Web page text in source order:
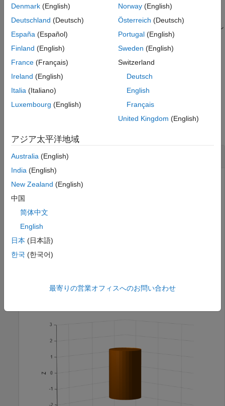
軸AXを指定します。
___
は、衝突ジオメトリをプロットする座標軸を返し
ます。
[ax, patchobj] = show(
は、プロットで衝突ジオメトリを表
すグラフィックス オブジェクト
patchobj
衝突ジオメトリの表示
cyl = collisionCylinder(1,3);
円柱を表示します。
show(cyl)
Denmark (English)
Deutschland (Deutsch)
España (Español)
Finland (English)
France (Français)
Ireland (English)
Italia (Italiano)
Luxembourg (English)
Norway(English)
Österreich (Deutsch)
Portugal(English)
Sweden (English)
Switzerland
Deutsch
English
Français
United Kingdom (English)
アジア太平洋地域
Australia (English)
India (English)
New Zealand (English)
中国
简体中文
English
日本 (日本語)
한국 (한국어)
最寄りの営業オフィスへのお問い合わせ